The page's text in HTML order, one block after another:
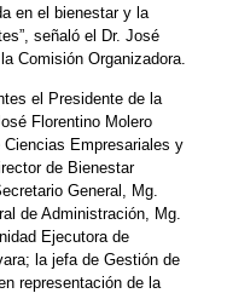
en el bienestar y la
señaló el Dr. José
Comisión Organizadora.
el Presidente de la
Florentino Molero
Ciencias Empresariales y
de Bienestar
General, Mg.
de Administración, Mg.
Ejecutora de
la jefa de Gestión de
representación de la